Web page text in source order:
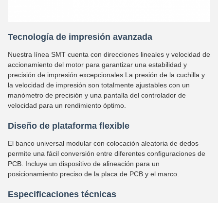
Tecnología de impresión avanzada
Nuestra línea SMT cuenta con direcciones lineales y velocidad de
accionamiento del motor para garantizar una estabilidad y
precisión de impresión excepcionales.La presión de la cuchilla y
la velocidad de impresión son totalmente ajustables con un
manómetro de precisión y una pantalla del controlador de
velocidad para un rendimiento óptimo.
Diseño de plataforma flexible
El banco universal modular con colocación aleatoria de dedos
permite una fácil conversión entre diferentes configuraciones de
PCB. Incluye un dispositivo de alineación para un
posicionamiento preciso de la placa de PCB y el marco.
Especificaciones técnicas